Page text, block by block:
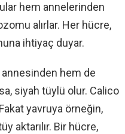
hem annelerinden
alırlar. Her hücre,
ihtiyaç duyar.
hem de
siyah tüylü olur. Calico
yavruya örneğin,
aktarılır. Bir hücre,